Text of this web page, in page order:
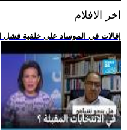
اخر الافلام
.. إقالات في الموساد على خلفية فشل